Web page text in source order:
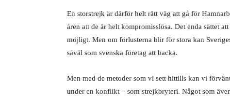
En storstrejk är därför helt rätt väg att gå för
åren att de är helt kompromisslösa. Det enda sättet
möjligt. Men om förlusterna blir för stora kan
såväl som svenska företag att backa.
Men med de metoder som vi sett hittills kan vi
under en konflikt – som strejkbryteri. Något som